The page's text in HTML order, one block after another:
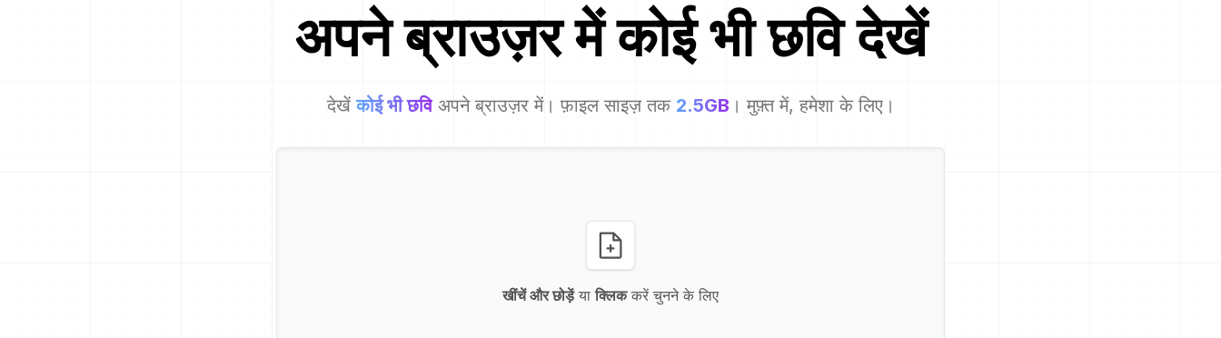
अपने ब्राउज़र में कोई भी छवि देखें
देखें कोई भी छवि अपने ब्राउज़र में। फ़ाइल साइज़ तक 2.5GB । मुफ़्त में, हमेशा के लिए।
खींचें और छोड़ेंया क्लिककरें चुनने के लिए